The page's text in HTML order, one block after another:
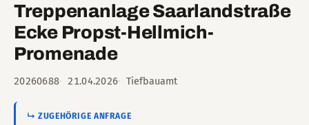
Treppenanlage Saarlandstraße
Ecke Propst-Hellmich-
Promenade
20260688 21.04.2026 Tiefbauamt
↳ ZUGEHÖRIGE ANFRAGE